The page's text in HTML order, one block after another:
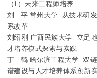
（ 1 ）未来工程师培养
刘
平 常州大学
从技术研
系改革
刘绍刚 广西民族大学 立足
才培养模式探索与实践
丁
鹤 哈尔滨工程大学 双
谱建设与人才培养体系创新